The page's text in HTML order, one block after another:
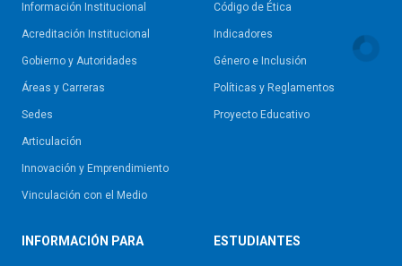
Información Institucional
Acreditación Institucional
Gobierno y Autoridades​
Áreas y Carreras
Sedes
Articulación
Innovación y Emprendimiento
Vinculación con el Medio
Código de Ética
Indicadores
Género e Inclusión
Políticas y Reglamentos​
Proyecto Educativo
INFORMACIÓN PARA ESTUDIANTES